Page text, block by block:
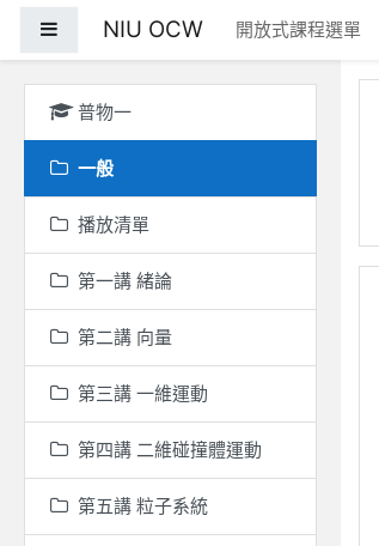
NIU OCW 開放式課程選單
普物一
一般
播放清單
第一講 緒論
第二講 向量
第三講 一維運動
第四講 二維碰撞體運動
第五講 粒子系統